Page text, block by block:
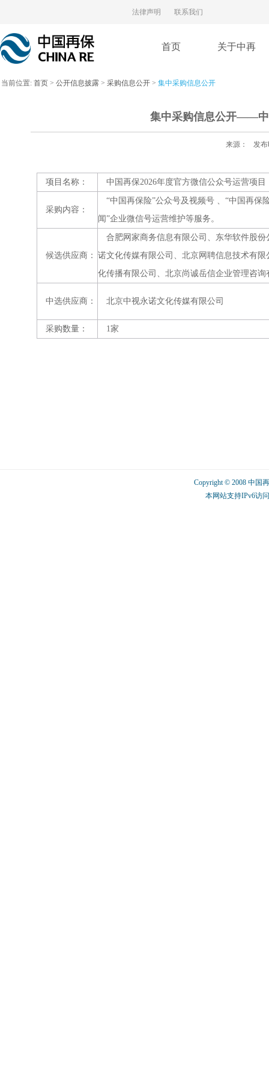
法律声明 联系我们
首页 关于中再
当前位置: 首页 > 公开信息披露 > 采购信息公开 > 集中采购信息公开
集中采购信息公开——中
来源： 发布
项目名称： 中国再保2026年度官方微信公众号运营项目
采购内容：
“中国再保险”公众号及视频号 、“中国再保
闻”企业微信号运营维护等服务。
候选供应商：
合肥网家商务信息有限公司、东华软件股
诺文化传媒有限公司、北京网聘信息技术有
化传播有限公司、北京尚诚岳信企业管理咨询
中选供应商： 北京中视永诺文化传媒有限公司
采购数量： 1家
Copyright © 2008 中国
本网站支持IPv6访